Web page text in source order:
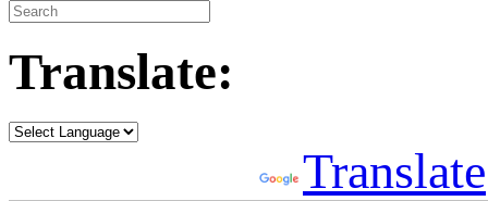
Translate:
Translate